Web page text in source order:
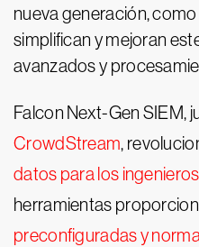
nueva generación,
simplifican y mejoran
avanzados y
Falcon Next-Gen SIEM,
CrowdStream,
datos para los
herramientas
preconfiguradas y